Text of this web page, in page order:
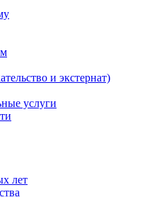
и экстернат)
услуги
лет